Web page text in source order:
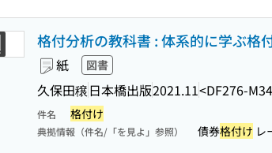
格付分析の教科書 : 体系的に学ぶ格
紙 図書
久保田穣日本橋出版2021.11<DF276-
件名 格付け
典拠情報（件名/「を見よ」参照） 債券格付け レ